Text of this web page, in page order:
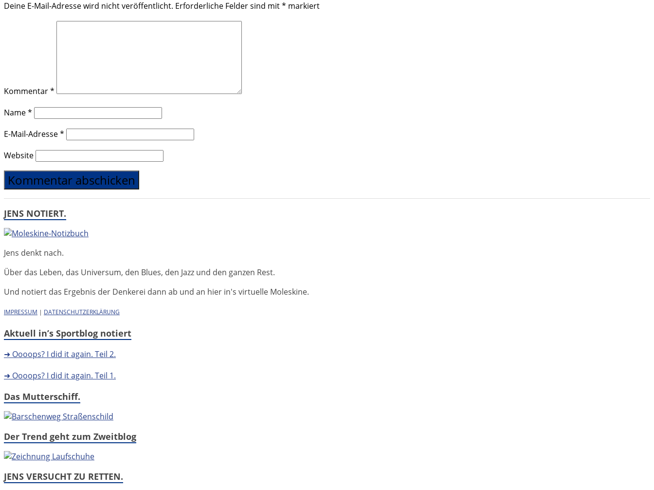
Deine E-Mail-Adresse wird nicht veröffentlicht. Erforderliche Felder sind mit* markiert
Kommentar*
Name*
E-Mail-Adresse*
Website
JENS NOTIERT.
Jens denkt nach.
Über das Leben, das Universum, den Blues, den Jazz und den ganzen Rest.
Und notiert das Ergebnis der Denkerei dann ab und an hier in's virtuelle Moleskine.
IMPRESSUM | DATENSCHUTZERKLÄRUNG
Aktuell in’s Sportblog notiert
➜ Oooops? I did it again. Teil 2.
➜ Oooops? I did it again. Teil 1.
Das Mutterschiff.
Der Trend geht zum Zweitblog
JENS VERSUCHT ZU RETTEN.